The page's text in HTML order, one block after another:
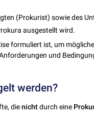
(Prokurist) sowie des
ausgestellt wird.
formuliert ist, um
und
werden?
dienichtdurch eine